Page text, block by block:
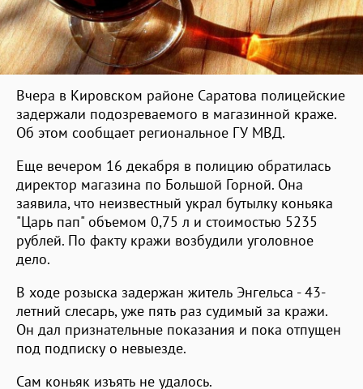
Вчера в Кировском районе Саратова полицейские
задержали подозреваемого в магазинной краже.
Об этом сообщает региональное ГУ МВД.
Еще вечером 16 декабря в полицию обратилась
директор магазина по Большой Горной. Она
заявила, что неизвестный украл бутылку коньяка
"Царь пап" объемом 0,75 л и стоимостью 5235
рублей. По факту кражи возбудили уголовное
дело.
В ходе розыска задержан житель Энгельса - 43-
летний слесарь, уже пять раз судимый за кражи.
Он дал признательные показания и пока отпущен
под подписку о невыезде.
Сам коньяк изъять не удалось.